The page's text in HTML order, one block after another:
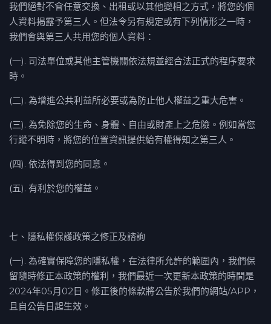
我們絕對不會任意交換、出租或以其他變相之方式，將您的個
人資料揭露予第三人。但法令另有規定或有下列情形之一時，
我們會與第三人共用您的個人資料：
(一). 司法單位或其他主管機關依法規並經合法正式的程序要求
時。
(二). 為增進公共利益所必要或為防止他人權益之重大危害。
(三). 為免除您的生命、身體、自由或財產上之危險。例如當您
行蹤不明時，將您的位置資訊提供給有權得知之第三人。
(四). 依法得到您的同意。
(五). 有利於您的權益。
七、隱私權保護政策之修正及諮詢
(一). 為確實保障您的隱私權，在法律所允許的範圍內，我們保
留隨時修正本政策的權利，我們最近一次更新本政策的時間是
2024年05月02日。修正後的條款將公告於我們的網站/APP，
且自公告日起生效。